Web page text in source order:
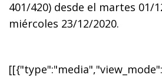
401/420) desde el martes 01/
miércoles 23/12/2020.